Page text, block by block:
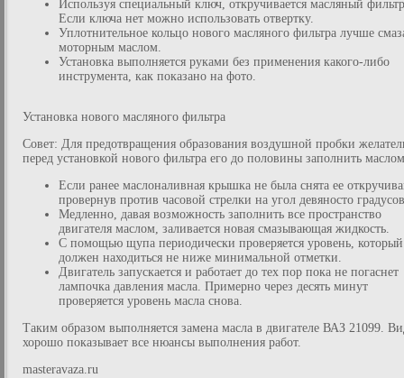
Используя специальный ключ, откручивается масляный
Если ключа нет можно использовать отвертку.
Уплотнительное кольцо нового масляного фильтра лучше
моторным маслом.
Установка выполняется руками без применения какого-либо
инструмента, как показано на фото.
Установка нового масляного фильтра
Совет: Для предотвращения образования воздушной пробки
перед установкой нового фильтра его до половины заполнить
Если ранее маслоналивная крышка не была снята ее
провернув против часовой стрелки на угол девяносто
Медленно, давая возможность заполнить все пространство
двигателя маслом, заливается новая смазывающая жидкость.
С помощью щупа периодически проверяется уровень, который
должен находиться не ниже минимальной отметки.
Двигатель запускается и работает до тех пор пока не погаснет
лампочка давления масла. Примерно через десять минут
проверяется уровень масла снова.
Таким образом выполняется замена масла в двигателе ВАЗ 21099.
хорошо показывает все нюансы выполнения работ.
masteravaza.ru